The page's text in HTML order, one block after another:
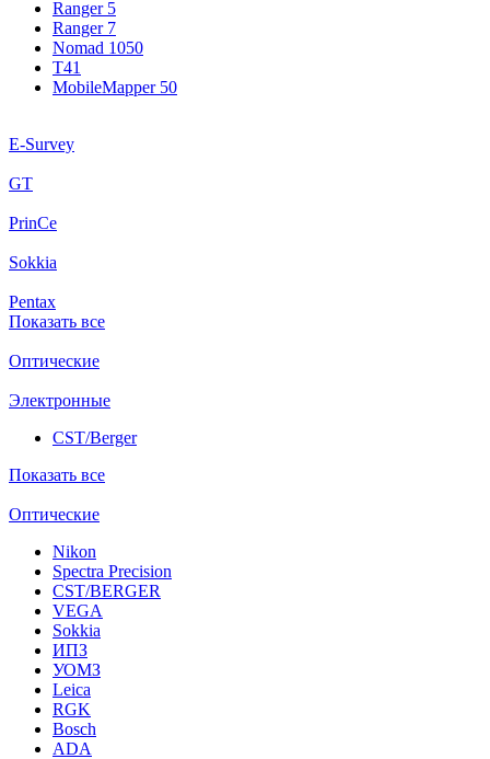
Ranger 5
Ranger 7
Nomad 1050
T41
MobileMapper 50
E-Survey
GT
PrinCe
Sokkia
Pentax
Показать все
Оптические
Электронные
CST/Berger
Показать все
Оптические
Nikon
Spectra Precision
CST/BERGER
VEGA
Sokkia
ИПЗ
УОМЗ
Leica
RGK
Bosch
ADA